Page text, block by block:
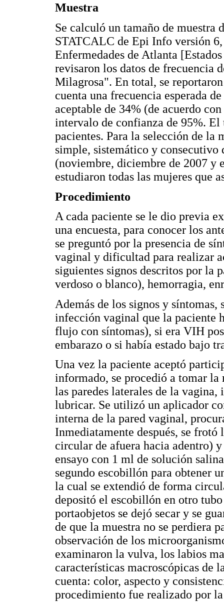
Muestra
Se calculó un tamaño de muestra
STATCALC de Epi Info versión
Enfermedades de Atlanta
revisaron los datos de frecuencia
Milagrosa". En total, se
cuenta una frecuencia esperada
aceptable de 34% (de acuerdo
intervalo de confianza de 95%.
pacientes. Para la selección de la
simple, sistemático y consecutivo
(noviembre, diciembre de 2007 y
estudiaron todas las mujeres que
Procedimiento
A cada paciente se le dio previa
una encuesta, para conocer los
se preguntó por la presencia de
vaginal y dificultad para realizar
siguientes signos descritos por
verdoso o blanco), hemorragia,
Además de los signos y
infección vaginal que la paciente
flujo con síntomas), si era VIH
embarazo o si había estado bajo
Una vez la paciente aceptó
informado, se procedió a tomar la
las paredes laterales de la
lubricar. Se utilizó un aplicador
interna de la pared vaginal,
Inmediatamente después, se
circular de afuera hacia adentro)
ensayo con 1 ml de solución
segundo escobillón para obtener
la cual se extendió de forma
depositó el escobillón en otro
portaobjetos se dejó secar y se
de que la muestra no se perdiera
observación de los
examinaron la vulva, los labios
características macroscópicas de
cuenta: color, aspecto y
procedimiento fue realizado por